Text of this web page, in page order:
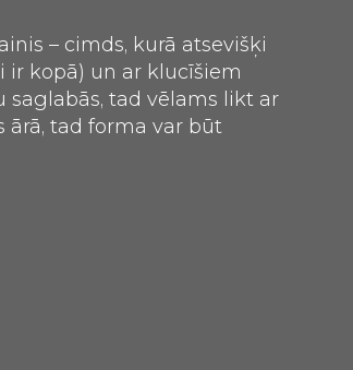
– cimds, kurā atsevišķi
ir kopā) un ar klucīšiem
tad vēlams likt ar
ārā, tad forma var būt